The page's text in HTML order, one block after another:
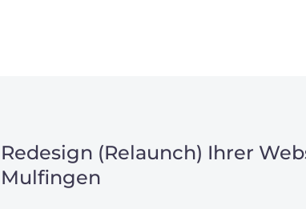
Redesign (Relaunch) Ihrer
Mulfingen